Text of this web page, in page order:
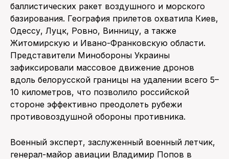
баллистических ракет воздушного и морского
базирования. География прилетов охватила Киев,
Одессу, Луцк, Ровно, Винницу, а также
Житомирскую и Ивано-Франковскую области.
Представители Минобороны Украины
зафиксировали массовое движение дронов
вдоль белорусской границы на удалении всего 5–
10 километров, что позволило российской
стороне эффективно преодолеть рубежи
противовоздушной обороны противника.
Военный эксперт, заслуженный военный летчик,
генерал-майор авиации Владимир Попов в